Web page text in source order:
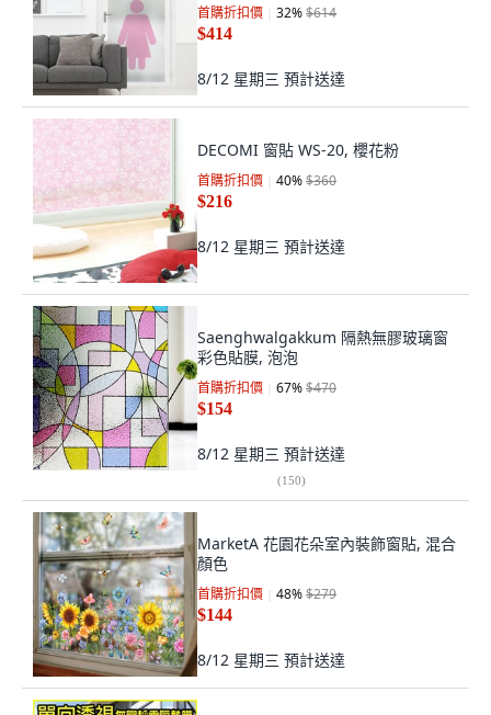
首購折扣價 32%$614
$414
8/12 星期三 預計送達
DECOMI 窗貼 WS-20, 櫻花粉
首購折扣價 40%$360
$216
8/12 星期三 預計送達
Saenghwalgakkum 隔熱無膠玻璃窗
彩色貼膜, 泡泡
首購折扣價 67%$470
$154
8/12 星期三 預計送達
(150)
MarketA 花園花朵室內裝飾窗貼, 混合
顏色
首購折扣價 48%$279
$144
8/12 星期三 預計送達